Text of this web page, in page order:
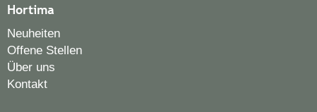
Hortima
Neuheiten
Offene Stellen
Über uns
Kontakt